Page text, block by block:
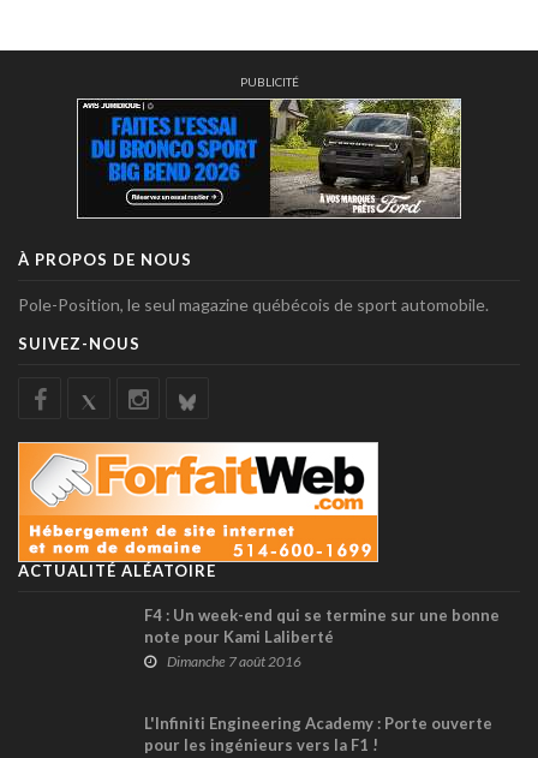
PUBLICITÉ
À PROPOS DE NOUS
Pole-Position, le seul magazine québécois de sport automobile.
SUIVEZ-NOUS
ACTUALITÉ ALÉATOIRE
F4 : Un week-end qui se termine sur une bonne
note pour Kami Laliberté
Dimanche 7 août 2016
L'Infiniti Engineering Academy : Porte ouverte
pour les ingénieurs vers la F1 !